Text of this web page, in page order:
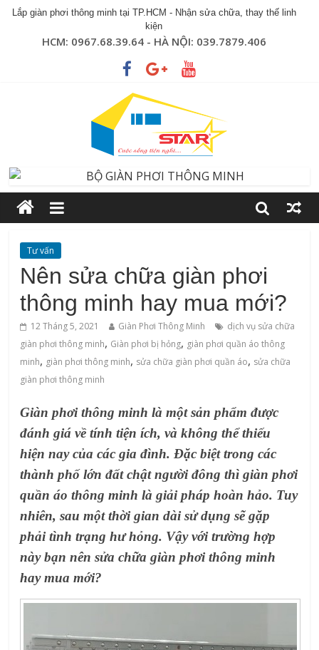
Lắp giàn phơi thông minh tại TP.HCM - Nhận sửa chữa, thay thế linh
kiện
HCM: 0967.68.39.64 - HÀ NỘI: 039.7879.406
Tư vấn
Nên sửa chữa giàn phơi
thông minh hay mua mới?
12 Tháng 5, 2021 Giàn Phơi Thông Minh
dịch vụ sửa chữa
giàn phơi thông minh, Giàn phơi bị hỏng, giàn phơi quần áo thông
minh, ‌giàn‌ ‌phơi‌ ‌thông‌ ‌minh, sửa chữa giàn phơi quần áo, sửa chữa
giàn phơi thông minh
Giàn phơi thông minh là một sản phẩm được
đánh giá về tính tiện ích, và không thể thiếu
hiện nay của các gia đình. Đặc biệt trong các
thành phố lớn đất chật người đông thìgiàn phơi
quần áo thông minh là giải pháp hoàn hảo. Tuy
nhiên, sau một thời gian dài sử dụng sẽ gặp
phải tình trạng hư hỏng. Vậy với trường hợp
này bạn nênsửa chữa giàn phơi thông minh
hay mua mới?